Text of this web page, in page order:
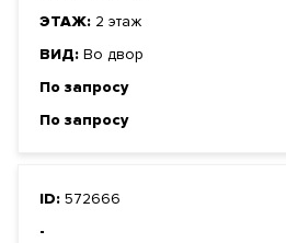
ЭТАЖ: 2 этаж
ВИД: Во двор
По запросу
По запросу
ID: 572666
-